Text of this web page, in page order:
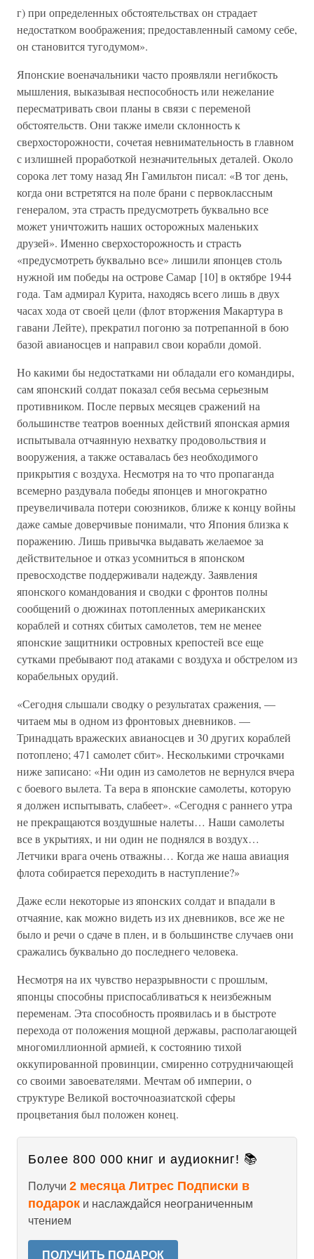
г) при определенных обстоятельствах он страдает
недостатком воображения; предоставленный самому себе,
он становится тугодумом».
Японские военачальники часто проявляли негибкость
мышления, выказывая неспособность или нежелание
пересматривать свои планы в связи с переменой
обстоятельств. Они также имели склонность к
сверхосторожности, сочетая невнимательность в главном
с излишней проработкой незначительных деталей. Около
сорока лет тому назад Ян Гамильтон писал: «В тог день,
когда они встретятся на поле брани с первоклассным
генералом, эта страсть предусмотреть буквально все
может уничтожить наших осторожных маленьких
друзей». Именно сверхосторожность и страсть
«предусмотреть буквально все» лишили японцев столь
нужной им победы на острове Самар [10] в октябре 1944
года. Там адмирал Курита, находясь всего лишь в двух
часах хода от своей цели (флот вторжения Макартура в
гавани Лейте), прекратил погоню за потрепанной в бою
базой авианосцев и направил свои корабли домой.
Но какими бы недостатками ни обладали его командиры,
сам японский солдат показал себя весьма серьезным
противником. После первых месяцев сражений на
большинстве театров военных действий японская армия
испытывала отчаянную нехватку продовольствия и
вооружения, а также оставалась без необходимого
прикрытия с воздуха. Несмотря на то что пропаганда
всемерно раздувала победы японцев и многократно
преувеличивала потери союзников, ближе к концу войны
даже самые доверчивые понимали, что Япония близка к
поражению. Лишь привычка выдавать желаемое за
действительное и отказ усомниться в японском
превосходстве поддерживали надежду. Заявления
японского командования и сводки с фронтов полны
сообщений о дюжинах потопленных американских
кораблей и сотнях сбитых самолетов, тем не менее
японские защитники островных крепостей все еще
сутками пребывают под атаками с воздуха и обстрелом из
корабельных орудий.
«Сегодня слышали сводку о результатах сражения, —
читаем мы в одном из фронтовых дневников. —
Тринадцать вражеских авианосцев и 30 других кораблей
потоплено; 471 самолет сбит». Несколькими строчками
ниже записано: «Ни один из самолетов не вернулся вчера
с боевого вылета. Та вера в японские самолеты, которую
я должен испытывать, слабеет». «Сегодня с раннего утра
не прекращаются воздушные налеты… Наши самолеты
все в укрытиях, и ни один не поднялся в воздух…
Летчики врага очень отважны… Когда же наша авиация
флота собирается переходить в наступление?»
Даже если некоторые из японских солдат и впадали в
отчаяние, как можно видеть из их дневников, все же не
было и речи о сдаче в плен, и в большинстве случаев они
сражались буквально до последнего человека.
Несмотря на их чувство неразрывности с прошлым,
японцы способны приспосабливаться к неизбежным
переменам. Эта способность проявилась и в быстроте
перехода от положения мощной державы, располагающей
многомиллионной армией, к состоянию тихой
оккупированной провинции, смиренно сотрудничающей
со своими завоевателями. Мечтам об империи, о
структуре Великой восточноазиатской сферы
процветания был положен конец.
Более 800 000 книг и аудиокниг! 📚
Получи 2 месяца Литрес Подписки в
подарок и наслаждайся неограниченным
чтением
ПОЛУЧИТЬ ПОДАРОК